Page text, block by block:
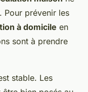
Pour prévenir les
à domicile en
sont à prendre
stable. Les